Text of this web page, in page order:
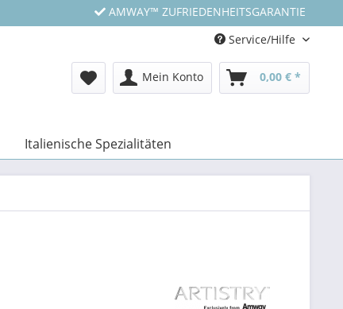
AMWAY™ ZUFRIEDENHEITSGARANTIE
Service/Hilfe
Mein Konto 0,00 € *
Italienische Spezialitäten